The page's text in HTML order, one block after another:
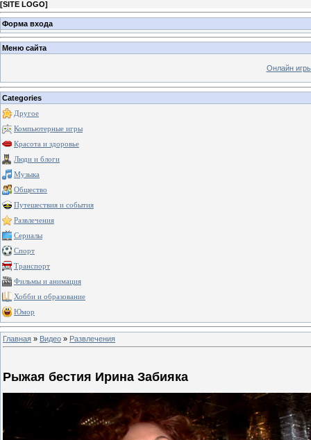
[SITE LOGO]
Форма входа
Меню сайта
Онлайн
Categories
Другое
Компьютерные игры
Красота и здоровье
Люди и блоги
Музыка
Общество
Путешествия и события
Развлечения
Сериалы
Спорт
Транспорт
Фильмы и анимация
Хобби и образование
Юмор
Главная » Видео » Развлечения
Рыжая бестия Ирина Забияка